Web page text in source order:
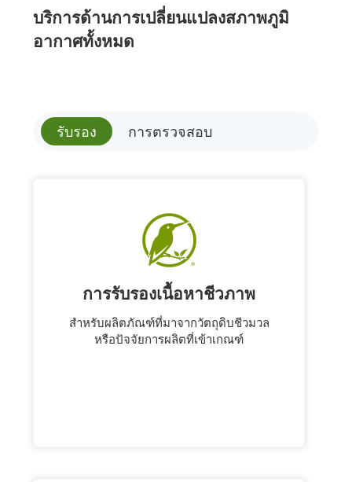
บริการด้านการเปลี่ยนแปลงสภาพภูมิ
อากาศทั้งหมด
รับรอง การตรวจสอบ
การรับรองเนื้อหาชีวภาพ
สําหรับผลิตภัณฑ์ที่มาจากวัตถุดิบชีวมวล
หรือปัจจัยการผลิตที่เข้าเกณฑ์